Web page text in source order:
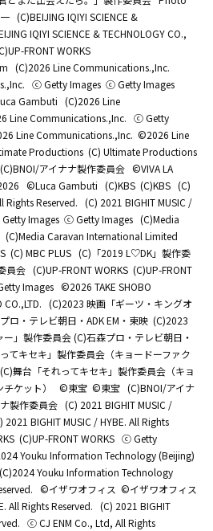
(C)BEIJING IQIYI SCIENCE &
IQIYI SCIENCE & TECHNOLOGY CO.,
FRONT WORKS
(C)2026 Line Communications.,Inc.
ⓒ Getty Images ⓒ Getty Images
Gambuti (C)2026 Line
Line Communications.,Inc. ⓒ Getty
Line Communications.,Inc. ©2026 Line
Productions (C) Ultimate Productions
(C)BNOI/アイナナ製作委員会 ©️VIVA LA
©Luca Gambuti (C)KBS (C)KBS (C)
Rights Reserved. (C) 2021 BIGHIT MUSIC /
Images ⓒ Getty Images (C)Media
(C)Media Caravan International Limited
(C) MBC PLUS (C)「2019 L♡DK」製作委
員会 (C)UP-FRONT WORKS (C)UP-FRONT
Images ©2026 TAKE SHOBO
(C)2023 映画「ギーツ・キングオ
ロ・テレビ朝日・ADK EM・東映 (C)2023
」製作委員会 (C)石森プロ・テレビ朝日・
てキセキ」製作委員会（キョードーファク
(C)舞台「それってキセキ」製作委員会（キョ
ケット）
©東宝 ©東宝 (C)BNOI/アイナ
製作委員会 (C) 2021 BIGHIT MUSIC /
2021 BIGHIT MUSIC / HYBE. All Rights
(C)UP-FRONT WORKS ⓒ Getty
Youku Information Technology (Beijing)
(C)2024 Youku Information Technology
©イザワオフィス ©イザワオフィス
All Rights Reserved. (C) 2021 BIGHIT
ⓒ CJ ENM Co., Ltd, All Rights